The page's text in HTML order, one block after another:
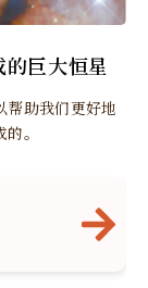
巨大恒星
帮助我们更好地
。